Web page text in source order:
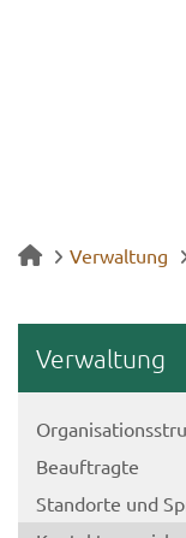
Verwaltung
Ver­wal­tung
Be­auf­trag­te
Stand­or­te und